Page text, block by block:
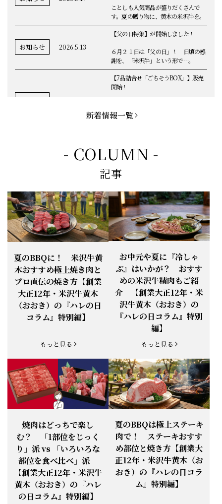
ことしも人気商品が盛りだくさんで
す。夏の贈り物に、黄木の米沢牛を。
お知らせ 2026.5.13
【父の日特集】が開始しました！
６月２１日は「父の日」！ 日頃の感
謝を、「米沢牛」という形で…。
【7品詰合せ「ごちそうBOX」】販売
開始！
ンチカツ」など、黄木の自慢が詰まっ
てます。
【BBQ(バーベキュー)特集】これから
の時期にぴったりなBBQにオススメな
米沢牛の商品をご紹介いたします。今
回限定のBBQセットや、定番部位のお
すすめ商品もございます！
お知らせ 2026.4.13
【母の日】5月10日の母の日に、
「『ありがとう』の気持ち」をお贈り
できます。
お知らせ 2026.1.25
【ご注意】1月27日（火）は終日、お
電話・FAXが繋がりません（8:30〜
18:00）
お知らせ 2026.1.20
【恵方巻】今年の2月3日は、『米沢牛
恵方巻』を！
お知らせ 2026.1.15
【新商品】『米沢牛だし茶漬け』発売
お知らせ 2025.11.3 「黄木の御歳暮」早割開始！
お知らせ 2025.9.13 「秋分の日」定休日変更のお知らせ
お知らせ 2025.6.16 新登場！一膳ご飯
お知らせ 2025.5.28 「初夏の肉祭り」開催中
お知らせ 2025.5.19 「父の日特集」開催中
お知らせ 2025.4.28 「BBQ企画」開催中！
新着情報一覧
- COLUMN -
記事
夏のBBQに！ 米沢牛黄
木おすすめ極上焼き肉と
プロ直伝の焼き方【創業
大正12年・米沢牛黄木
（おおき）の『ハレの日
コラム』特別編】
もっと見る
お中元や夏に『冷しゃ
ぶ』はいかが？ おすす
めの米沢牛精肉もご紹
介 【創業大正12年・米
沢牛黄木（おおき）の
『ハレの日コラム』特別
編】
もっと見る
焼肉はどっちで楽し
む？ 「1部位をじっく
り」派 vs 「いろいろな
部位を食べ比べ」派
【創業大正12年・米沢牛
黄木（おおき）の『ハレ
の日コラム』特別編】
夏のBBQは極上ステーキ
肉で！ ステーキおすす
め部位と焼き方【創業大
正12年・米沢牛黄木（お
おき）の『ハレの日コラ
ム』特別編】